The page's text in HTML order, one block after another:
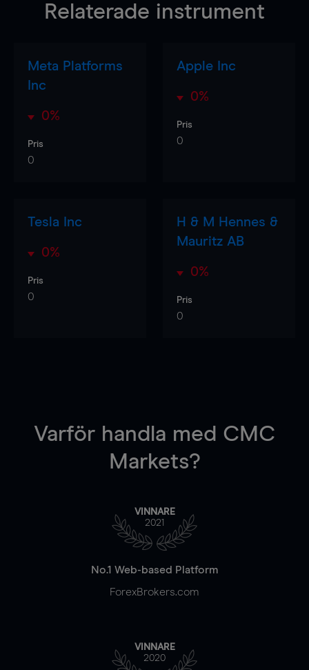
Relaterade instrument
Meta Platforms
Inc
0%
Pris
0
Apple Inc
0%
Pris
0
Tesla Inc
0%
Pris
0
H & M Hennes &
Mauritz AB
0%
Pris
0
Varför handla med CMC
Markets?
VINNARE
2021
No.1 Web-based Platform
ForexBrokers.com
VINNARE
2020